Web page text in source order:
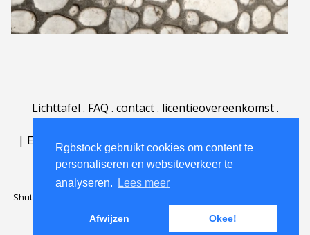
Rgbstock gebruikt cookies om content te
personaliseren en websiteverkeer te
analyseren.
Lees meer
Afwijzen Okee!
Lichttafel . FAQ . contact. licentieovereenkomst.
| English | Deutsch Español | Português
Nederlands|
Shutterstock official partner of Rgbstock
Rgbstock